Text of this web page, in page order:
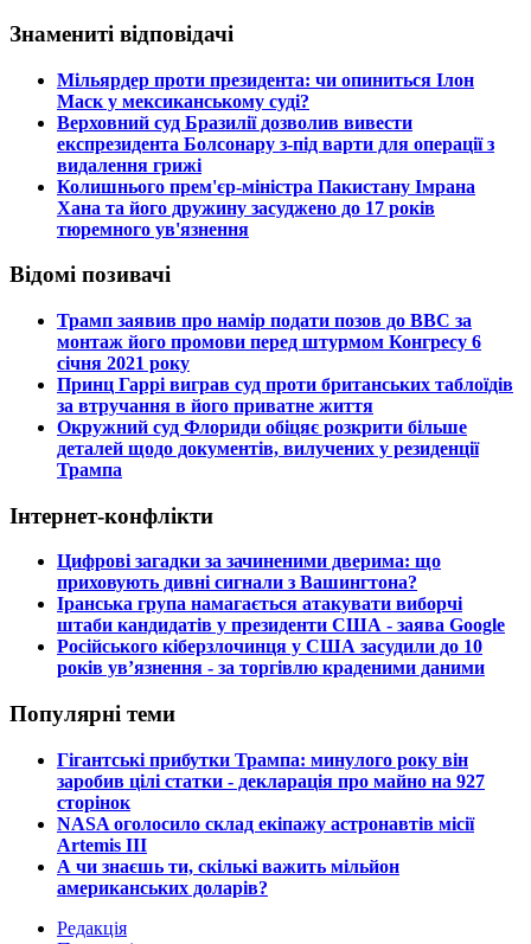
Знамениті відповідачі
​Мільярдер проти президента: чи опиниться Ілон
Маск у мексиканському суді?
​Верховний суд Бразилії дозволив вивести
експрезидента Болсонару з-під варти для операції з
видалення грижі
​Колишнього прем'єр-міністра Пакистану Імрана
Хана та його дружину засуджено до 17 років
тюремного ув'язнення
Відомі позивачі
​Трамп заявив про намір подати позов до ВВС за
монтаж його промови перед штурмом Конгресу 6
січня 2021 року
​Принц Гаррі виграв суд проти британських таблоїдів
за втручання в його приватне життя
​Окружний суд Флориди обіцяє розкрити більше
деталей щодо документів, вилучених у резиденції
Трампа
Інтернет-конфлікти
​Цифрові загадки за зачиненими дверима: що
приховують дивні сигнали з Вашингтона?
​Іранська група намагається атакувати виборчі
штаби кандидатів у президенти США - заява Google
​Російського кіберзлочинця у США засудили до 10
років ув’язнення - за торгівлю краденими даними
Популярні теми
​Гігантські прибутки Трампа: минулого року він
заробив цілі статки - декларація про майно на 927
сторінок
​NASA оголосило склад екіпажу астронавтів місії
Artemis III
​А чи знаєшь ти, скількі важить мільйон
американських доларів?
Редакція